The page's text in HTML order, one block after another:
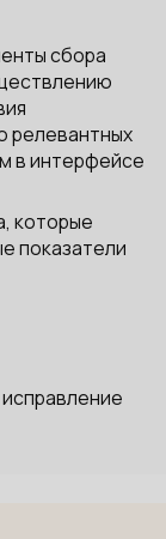
сбора
релевантных
в интерфейсе
которые
показатели